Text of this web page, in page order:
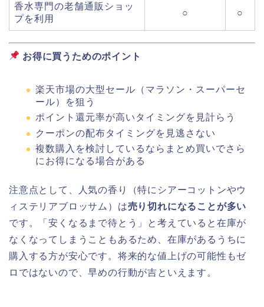
香水専門の老舗通販ショッ
プを利用
○ ○
お得に買うためのポイント
楽天市場の大型セール（マラソン・スーパーセ
ール）を狙う
ポイント還元率が高いタイミングを見計らう
クーポンの配布タイミングを見逃さない
複数購入を検討しているならまとめ買いでさら
にお得になる場合がある
注意点として、人気の香り（特にシアーコットンやウ
ィステリアブロッサム）は売り切れになることが多い
です。「安くなるまで待とう」と考えていると在庫が
なくなってしまうこともあるため、在庫があるうちに
購入する方が安心です。将来的な値上げの可能性もゼ
ロではないので、早めの行動が吉といえます。